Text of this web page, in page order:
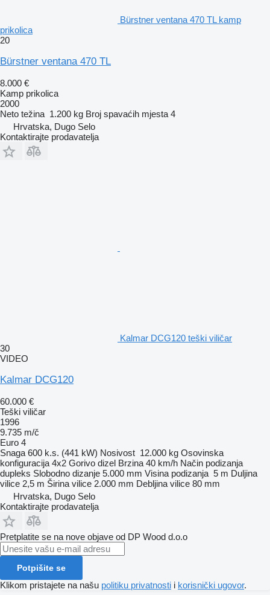
Bürstner ventana 470 TL kamp
prikolica
20
Bürstner ventana 470 TL
8.000 €
Kamp prikolica
2000
Neto težina 1.200 kg Broj spavaćih mjesta 4
Hrvatska, Dugo Selo
Kontaktirajte prodavatelja
Kalmar DCG120 teški viličar
30
VIDEO
Kalmar DCG120
60.000 €
Teški viličar
1996
9.735 m/č
Euro 4
Snaga 600 k.s. (441 kW) Nosivost 12.000 kg Osovinska
konfiguracija 4x2 Gorivo dizel Brzina 40 km/h Način podizanja
dupleks Slobodno dizanje 5.000 mm Visina podizanja 5 m Duljina
vilice 2,5 m Širina vilice 2.000 mm Debljina vilice 80 mm
Hrvatska, Dugo Selo
Kontaktirajte prodavatelja
Pretplatite se na nove objave od DP Wood d.o.o
Potpišite se
Klikom pristajete na našu politiku privatnosti i korisnički ugovor.